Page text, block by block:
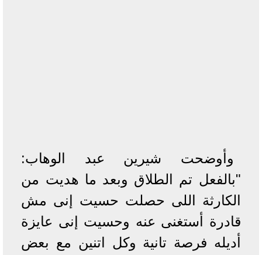
وأوضحت شيرين عبد الوهاب:
"بالفعل تم الطلاق وبعد ما هديت من
الكارثة اللى حصلت حسيت إنى مش
قادرة أستغنى عنه وحسيت إنى عايزة
أديله فرصة تانية وكل اتنين مع بعض